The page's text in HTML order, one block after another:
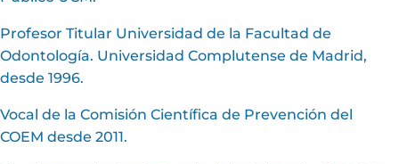
Profesor Titular Universidad de la Facultad de
Odontología. Universidad Complutense de Madrid,
desde 1996.
Vocal de la Comisión Científica de Prevención del
COEM desde 2011.